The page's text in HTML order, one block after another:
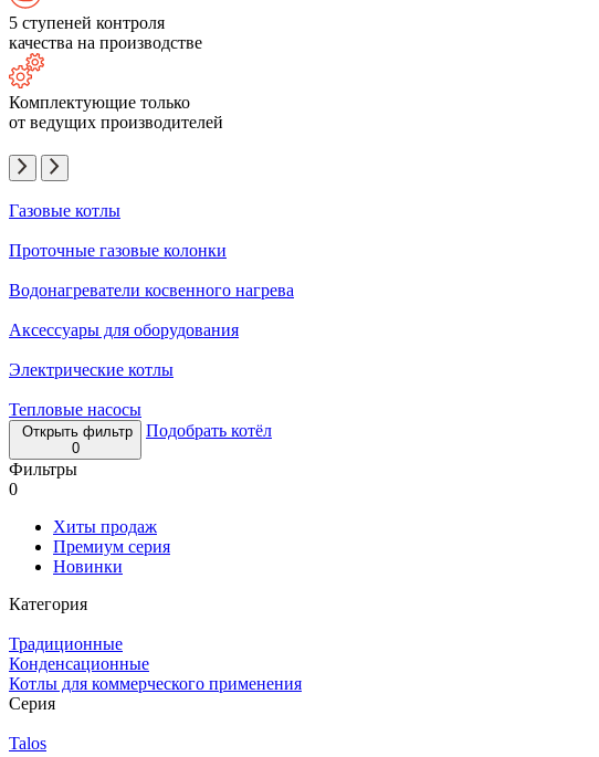
5 ступеней контроля
качества на производстве
Комплектующие только
от ведущих производителей
Газовые котлы
Проточные газовые колонки
Водонагреватели косвенного нагрева
Аксессуары для оборудования
Электрические котлы
Тепловые насосы
Открыть фильтр
0
Подобрать котёл
Фильтры
0
Хиты продаж
Премиум серия
Новинки
Категория
Традиционные
Конденсационные
Котлы для коммерческого применения
Серия
Talos